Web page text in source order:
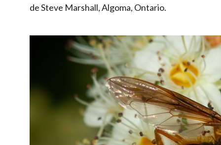
de Steve Marshall, Algoma, Ontario.